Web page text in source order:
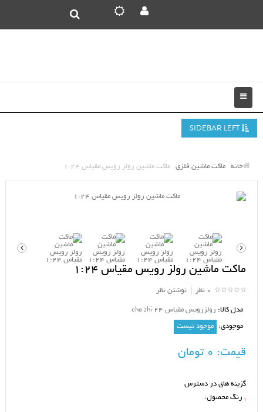
خانه ماکت ماشین فلزی ماکت ماشین رولز رویس مقیاس 1:24
ماکت ماشین رولز رویس مقیاس 1:24
0 نظر نوشتن نظر
مدل کالا: رولزرویس مقیاس 24 che zhi
موجودی: موجود نیست
قیمت:
گزینه های در دسترس
* رنگ محصول: